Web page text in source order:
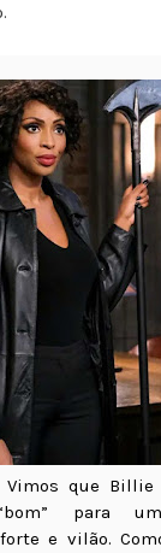
Vimos que
para
e vilão.